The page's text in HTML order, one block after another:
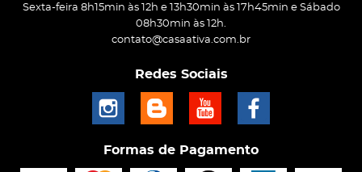
Sexta-feira 8h15min às 12h e 13h30min às 17h45min e Sábado
08h30min às 12h.
contato@casaativa.com.br
Redes Sociais
Formas de Pagamento